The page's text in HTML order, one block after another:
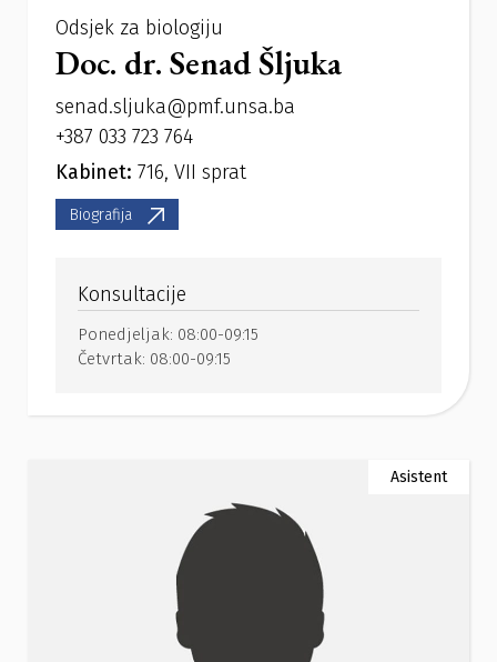
Odsjek za biologiju
Doc. dr. Senad Šljuka
senad.sljuka@pmf.unsa.ba
+387 033 723 764
Kabinet: 716, VII sprat
Biografija
Konsultacije
Ponedjeljak: 08:00-09:15
Četvrtak: 08:00-09:15
Asistent